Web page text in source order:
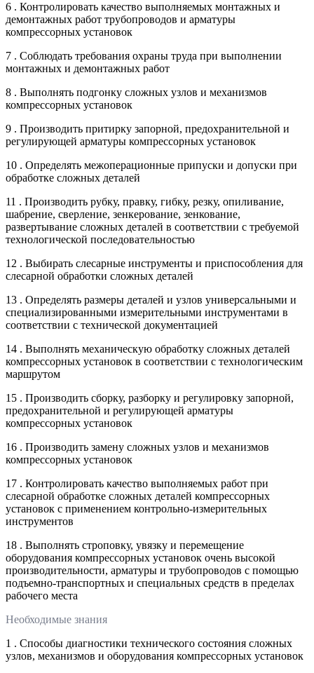
6 . Контролировать качество выполняемых монтажных и
демонтажных работ трубопроводов и арматуры
компрессорных установок
7 . Соблюдать требования охраны труда при выполнении
монтажных и демонтажных работ
8 . Выполнять подгонку сложных узлов и механизмов
компрессорных установок
9 . Производить притирку запорной, предохранительной и
регулирующей арматуры компрессорных установок
10 . Определять межоперационные припуски и допуски при
обработке сложных деталей
11 . Производить рубку, правку, гибку, резку, опиливание,
шабрение, сверление, зенкерование, зенкование,
развертывание сложных деталей в соответствии с требуемой
технологической последовательностью
12 . Выбирать слесарные инструменты и приспособления для
слесарной обработки сложных деталей
13 . Определять размеры деталей и узлов универсальными и
специализированными измерительными инструментами в
соответствии с технической документацией
14 . Выполнять механическую обработку сложных деталей
компрессорных установок в соответствии с технологическим
маршрутом
15 . Производить сборку, разборку и регулировку запорной,
предохранительной и регулирующей арматуры
компрессорных установок
16 . Производить замену сложных узлов и механизмов
компрессорных установок
17 . Контролировать качество выполняемых работ при
слесарной обработке сложных деталей компрессорных
установок с применением контрольно-измерительных
инструментов
18 . Выполнять строповку, увязку и перемещение
оборудования компрессорных установок очень высокой
производительности, арматуры и трубопроводов с помощью
подъемно-транспортных и специальных средств в пределах
рабочего места
Необходимые знания
1 . Способы диагностики технического состояния сложных
узлов, механизмов и оборудования компрессорных установок